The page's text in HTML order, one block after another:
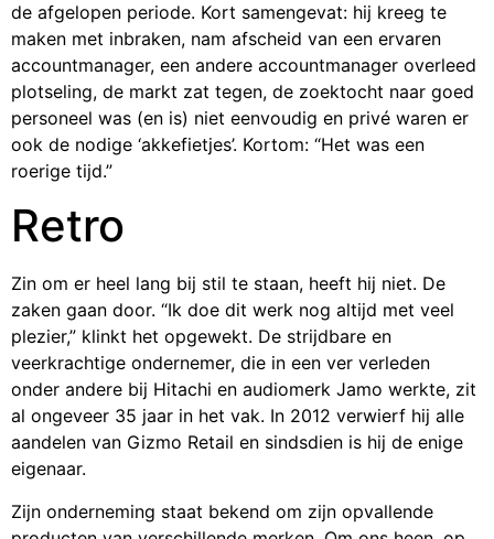
de afgelopen periode. Kort samengevat: hij kreeg te
maken met inbraken, nam afscheid van een ervaren
accountmanager, een andere accountmanager overleed
plotseling, de markt zat tegen, de zoektocht naar goed
personeel was (en is) niet eenvoudig en privé waren er
ook de nodige ‘akkefietjes’. Kortom: “Het was een
roerige tijd.”
Retro
Zin om er heel lang bij stil te staan, heeft hij niet. De
zaken gaan door. “Ik doe dit werk nog altijd met veel
plezier,” klinkt het opgewekt. De strijdbare en
veerkrachtige ondernemer, die in een ver verleden
onder andere bij Hitachi en audiomerk Jamo werkte, zit
al ongeveer 35 jaar in het vak. In 2012 verwierf hij alle
aandelen van Gizmo Retail en sindsdien is hij de enige
eigenaar.
Zijn onderneming staat bekend om zijn opvallende